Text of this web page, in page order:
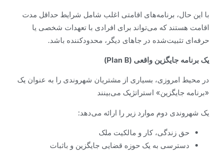
با این حال، برنامه‌های اقامتی اغلب شامل شرایط حداقل مدت
اقامت هستند که می‌تواند برای افرادی با تعهدات شخصی یا
حرفه‌ای تثبیت‌شده در جاهای دیگر، محدودکننده باشد.
یک برنامه جایگزین واقعی (Plan B)
در محیط امروزی، بسیاری از مشتریان شهروندی را به عنوان یک
«برنامه جایگزین» استراتژیک می‌بینند
یک شهروندی دوم موارد زیر را ارائه می‌دهد:
حق زندگی، کار و مالکیت ملک
دسترسی به یک حوزه قضایی جایگزین و باثبات